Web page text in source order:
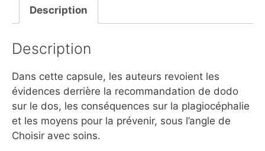
Description
Description
Dans cette capsule, les auteurs revoient les
évidences derrière la recommandation de dodo
sur le dos, les conséquences sur la plagiocéphalie
et les moyens pour la prévenir, sous l’angle de
Choisir avec soins.